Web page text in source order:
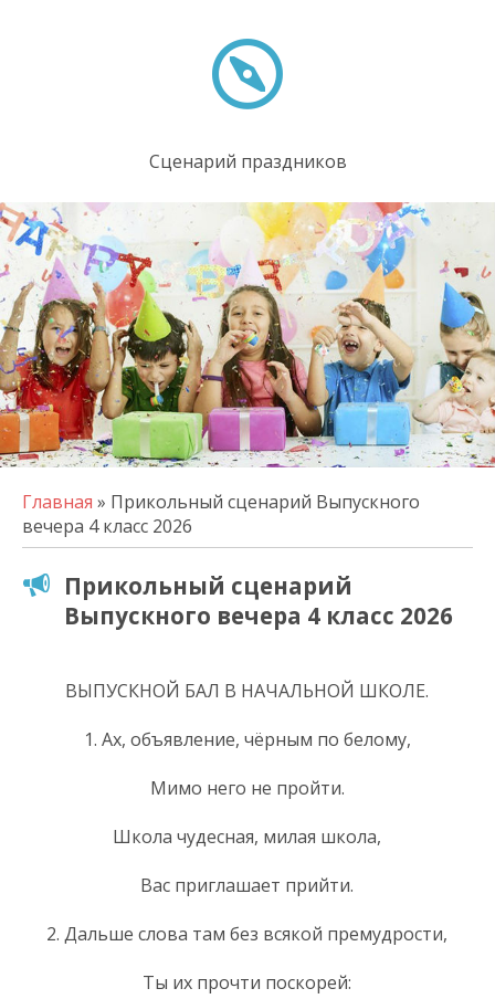
Сценарий праздников
Главная » Прикольный сценарий Выпускного
вечера 4 класс 2026
Прикольный сценарий
Выпускного вечера 4 класс 2026
ВЫПУСКНОЙ БАЛ В НАЧАЛЬНОЙ ШКОЛЕ.
1. Ах, объявление, чёрным по белому,
Мимо него не пройти.
Школа чудесная, милая школа,
Вас приглашает прийти.
2. Дальше слова там без всякой премудрости,
Ты их прочти поскорей: